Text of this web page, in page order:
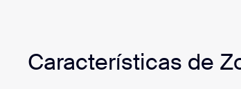
Características de